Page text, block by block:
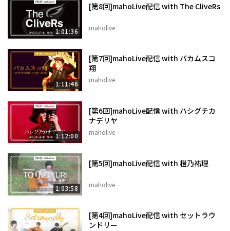
1:01:36
[第8回]mahoLive配信 with The CliveRs
maholive
1:11:46
[第7回]mahoLive配信 with バカムスコ
翔
maholive
1:12:00
[第6回]mahoLive配信 with ハシグチカ
ナデリヤ
maholive
1:03:58
[第5回]mahoLive配信 with 橙乃祐理
maholive
[第4回]mahoLive配信 with セットラウ
ンドリー